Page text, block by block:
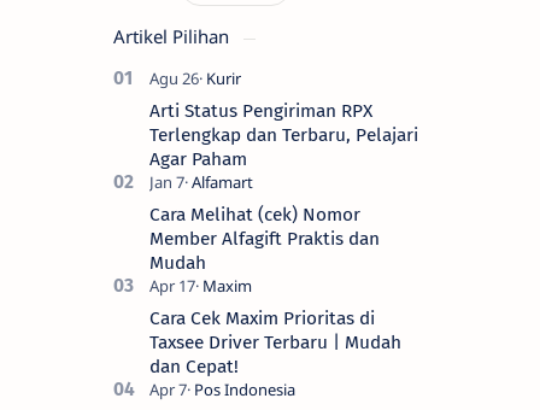
Artikel Pilihan
Arti Status Pengiriman RPX
Terlengkap dan Terbaru, Pelajari
Agar Paham
Cara Melihat (cek) Nomor
Member Alfagift Praktis dan
Mudah
Cara Cek Maxim Prioritas di
Taxsee Driver Terbaru | Mudah
dan Cepat!